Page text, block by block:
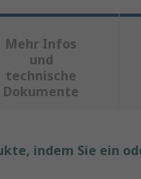
Mehr Infos
und
technische
Dokumente
indem Sie ein